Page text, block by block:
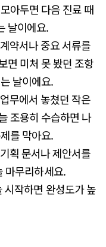
아두면 다음 진료 때
날이에요.
약서나 중요 서류를
면 미처 못 봤던 조항
날이에요.
무에서 놓쳤던 작은
조용히 수습하면 나
를 막아요.
획 문서나 제안서를
마무리하세요.
작하면 완성도가 높